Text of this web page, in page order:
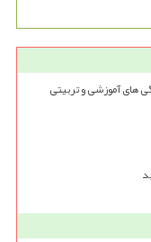
های آموزشی و تربیتی